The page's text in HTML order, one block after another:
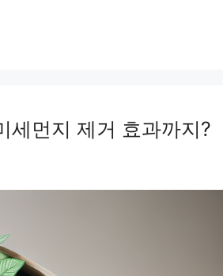
세먼지 제거 효과까지?